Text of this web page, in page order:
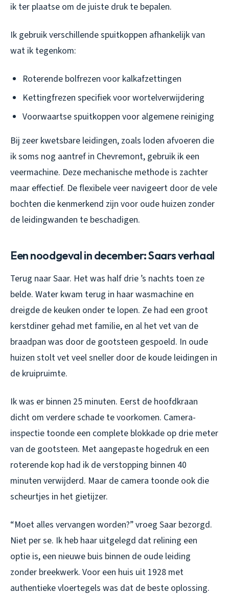
ik ter plaatse om de juiste druk te bepalen.
Ik gebruik verschillende spuitkoppen afhankelijk van
wat ik tegenkom:
Roterende bolfrezen voor kalkafzettingen
Kettingfrezen specifiek voor wortelverwijdering
Voorwaartse spuitkoppen voor algemene reiniging
Bij zeer kwetsbare leidingen, zoals loden afvoeren die
ik soms nog aantref in Chevremont, gebruik ik een
veermachine. Deze mechanische methode is zachter
maar effectief. De flexibele veer navigeert door de vele
bochten die kenmerkend zijn voor oude huizen zonder
de leidingwanden te beschadigen.
Een noodgeval in december: Saars verhaal
Terug naar Saar. Het was half drie ’s nachts toen ze
belde. Water kwam terug in haar wasmachine en
dreigde de keuken onder te lopen. Ze had een groot
kerstdiner gehad met familie, en al het vet van de
braadpan was door de gootsteen gespoeld. In oude
huizen stolt vet veel sneller door de koude leidingen in
de kruipruimte.
Ik was er binnen 25 minuten. Eerst de hoofdkraan
dicht om verdere schade te voorkomen. Camera-
inspectie toonde een complete blokkade op drie meter
van de gootsteen. Met aangepaste hogedruk en een
roterende kop had ik de verstopping binnen 40
minuten verwijderd. Maar de camera toonde ook die
scheurtjes in het gietijzer.
“Moet alles vervangen worden?” vroeg Saar bezorgd.
Niet per se. Ik heb haar uitgelegd dat relining een
optie is, een nieuwe buis binnen de oude leiding
zonder breekwerk. Voor een huis uit 1928 met
authentieke vloertegels was dat de beste oplossing.